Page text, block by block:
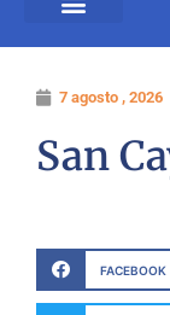
7 agosto , 2026
San
FACEBOOK